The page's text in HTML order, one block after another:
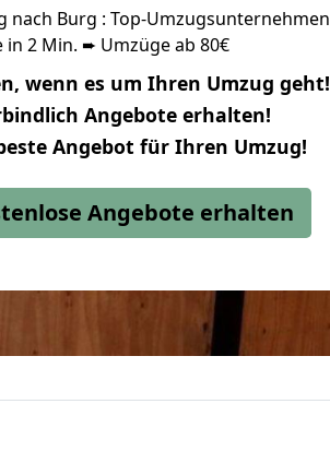
nach Burg : Top-Umzugsunternehmen
in 2 Min. ➨ Umzüge ab 80€
wenn es um Ihren Umzug geht!
Angebote erhalten!
Angebot für Ihren Umzug!
Angebote erhalten